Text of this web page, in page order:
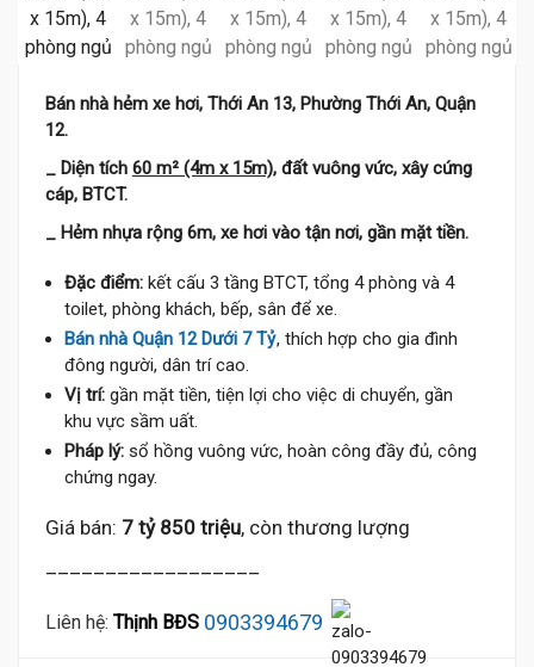
Bán nhà hẻm xe hơi, Thới An 13, Phường Thới An, Quận
12.
_ Diện tích 60 m² (4m x 15m), đất vuông vức, xây cứng
cáp, BTCT.
_ Hẻm nhựa rộng 6m, xe hơi vào tận nơi, gần mặt tiền.
Đặc điểm: kết cấu 3 tầng BTCT, tổng 4 phòng và 4
toilet, phòng khách, bếp, sân để xe.
Bán nhà Quận 12 Dưới 7 Tỷ, thích hợp cho gia đình
đông người, dân trí cao.
Vị trí: gần mặt tiền, tiện lợi cho việc di chuyển, gần
khu vực sầm uất.
Pháp lý: sổ hồng vuông vức, hoàn công đầy đủ, công
chứng ngay.
Giá bán: 7 tỷ 850 triệu, còn thương lượng
Liên hệ: Thịnh BĐS 0903394679